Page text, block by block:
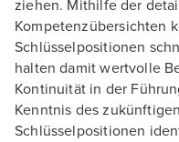
ziehen. Mithilfe der
Kompetenzübersichten
Schlüsselpositionen
halten damit wertvolle
Kontinuität in der
Kenntnis des
Schlüsselpositionen